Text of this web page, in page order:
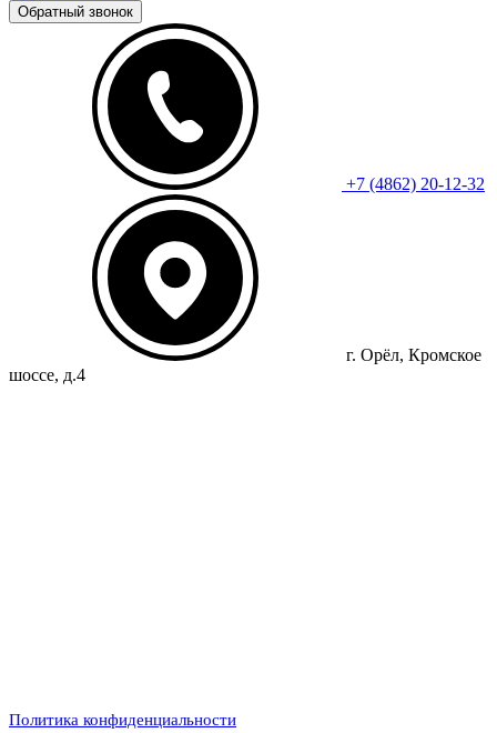
Обратный звонок
+7 (4862) 20-12-32
г. Орёл, Кромское
шоссе, д.4
Политика конфиденциальности